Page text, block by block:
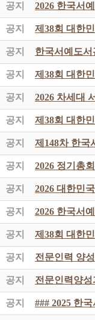
공지 2026 한국서예
공지 제38회 대한
공지 한국서예도
공지 제38회 대한
공지 2026 차세대
공지 제38회 대한
공지 제148차 한국
공지 2026 정기총
공지 2026 대한민
공지 2026 한국서
공지 제38회 대한
공지 전문인력 양
공지 전문인력양
공지 ### 2025 한